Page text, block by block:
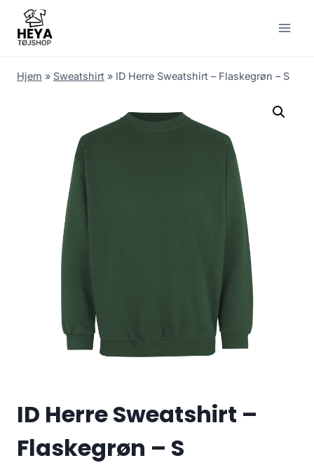
content
Hjem » Sweatshirt » ID Herre Sweatshirt – Flaskegrøn – S
ID Herre Sweatshirt –
Flaskegrøn – S